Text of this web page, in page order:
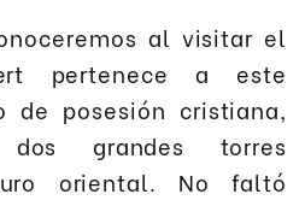
al visitar el
pertenece a este
de posesión cristiana,
grandes torres
oriental. No faltó